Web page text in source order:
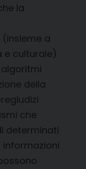
la
(insieme a
e culturale)
della
che
determinati
informazioni